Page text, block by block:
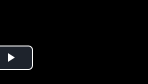
Play